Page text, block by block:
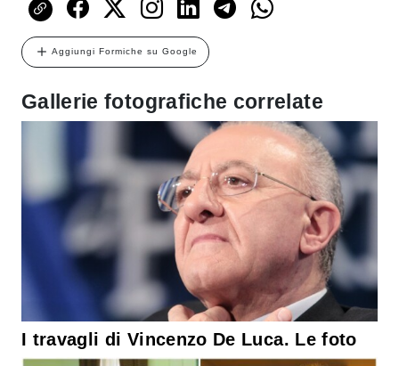
Aggiungi Formiche su Google
Gallerie fotografiche correlate
I travagli di Vincenzo De Luca. Le foto